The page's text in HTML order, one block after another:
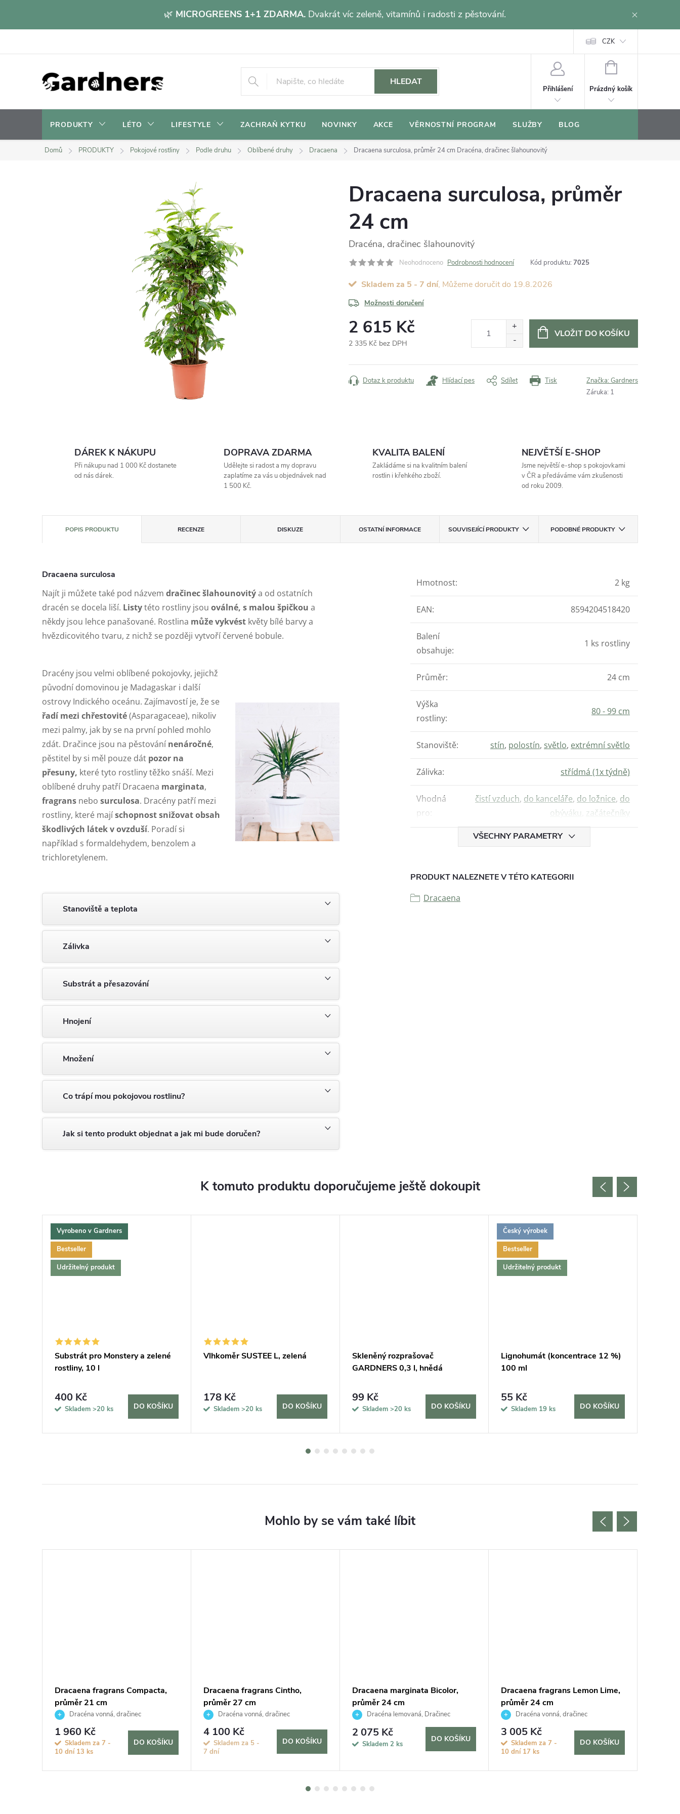
🌿 MICROGREENS 1+1 ZDARMA. Dvakrát víc zeleně, vitamínů i radosti z pěstování.
CZK
HLEDAT
Přihlášení
NÁKUPNÍ
Prázdný košík
PRODUKTY LÉTO LIFESTYLE ZACHRAŇ KYTKU NOVINKY AKCE VĚRNOSTNÍ PROGRAM SLUŽBY BLOG
Domů PRODUKTY Pokojové rostliny Podle druhu Oblíbené druhy Dracaena Dracaena surculosa, průměr 24 cm Dracéna, dračinec šlahounovitý
Dracaena surculosa, průměr
24 cm
Dracéna, dračinec šlahounovitý
Neohodnoceno Podrobnosti hodnocení Kód produktu: 7025
Skladem za 5 - 7 dní 19.8.2026
Možnosti doručení
2 615 Kč
2 335 Kč bez DPH
cena:
VLOŽIT DO KOŠÍKU
Tisk
Dotaz k produktu Hlídací pes Sdílet Značka: Gardners
Záruka: 1
DÁREK K NÁKUPU
Při nákupu nad 1 000 Kč dostanete
od nás dárek.
DOPRAVA ZDARMA
Udělejte si radost a my dopravu
zaplatíme za vás u objednávek nad
1 500 Kč.
KVALITA BALENÍ
Zakládáme si na kvalitním balení
rostlin i křehkého zboží.
NEJVĚTŠÍ E-SHOP
Jsme největší e-shop s pokojovkami
v ČR a předáváme vám zkušenosti
od roku 2009.
POPIS PRODUKTU RECENZE DISKUZE OSTATNÍ INFORMACE SOUVISEJÍCÍ PRODUKTY PODOBNÉ PRODUKTY
Dracaena surculosa
Najít ji můžete také pod názvem dračinec šlahounovitýa od ostatních
dracén se docela liší. Listytéto rostliny jsou oválné, s malou špičkou a
někdy jsou lehce panašované. Rostlina může vykvést květy bílé barvy a
hvězdicovitého tvaru, z nichž se později vytvoří červené bobule.
Dracény jsou velmi oblíbené pokojovky, jejichž
původní domovinou je Madagaskar i další
ostrovy Indického oceánu. Zajímavostí je, že se
řadí mezi chřestovité(Asparagaceae), nikoliv
mezi palmy, jak by se na první pohled mohlo
zdát. Dračince jsou na pěstování nenáročné,
pěstitel by si měl pouze dát pozor na
přesuny, které tyto rostliny těžko snáší. Mezi
oblíbené druhy patří Dracaena marginata,
fragrans nebo surculosa. Dracény patří mezi
rostliny, které majíschopnost snižovat obsah
škodlivých látek v ovzduší. Poradí si
například s formaldehydem, benzolem a
trichloretylenem.
Stanoviště a teplota
Zálivka
Substrát a přesazování
Hnojení
Množení
Co trápí mou pokojovou rostlinu?
Jak si tento produkt objednat a jak mi bude doručen?
Hmotnost: 2 kg
EAN: 8594204518420
Balení
obsahuje:
1 ks rostliny
Průměr: 24 cm
Výška
rostliny:
80 - 99 cm
Stanoviště: stín, polostín, světlo, extrémní světlo
Zálivka: střídmá (1x týdně)
Vhodná
pro:
čistí vzduch, do kanceláře, do ložnice, do
obýváku začátečníky
VŠECHNY PARAMETRY
PRODUKT NALEZNETE V TÉTO KATEGORII
Dracaena
K tomuto produktu doporučujeme ještě dokoupit
Vyrobeno v Gardners
Bestseller
Udržitelný produkt
Substrát pro Monstery a zelené
rostliny, 10 l
400 Kč
Skladem >20 ks DO KOŠÍKU
Vlhkoměr SUSTEE L, zelená
178 Kč
Skladem >20 ks DO KOŠÍKU
Skleněný rozprašovač
GARDNERS 0,3 l, hnědá
99 Kč
Skladem >20 ks DO KOŠÍKU
Český výrobek
Bestseller
Udržitelný produkt
Lignohumát (koncentrace 12 %)
100 ml
55 Kč
Skladem 19 ks DO KOŠÍKU
Dracaena fragrans Compacta,
průměr 21 cm
Dracéna vonná, dračinec
1 960 Kč
Skladem za 7 -
10 dní 13 ks
DO KOŠÍKU
Dracaena fragrans Cintho,
průměr 27 cm
Dracéna vonná, dračinec
4 100 Kč
Skladem za 5 -
7 dní
DO KOŠÍKU
Dracaena marginata Bicolor,
průměr 24 cm
Dracéna lemovaná, Dračinec
2 075 Kč
Skladem 2 ks
DO KOŠÍKU
Dracaena fragrans Lemon Lime,
průměr 24 cm
Dracéna vonná, dračinec
3 005 Kč
Skladem za 7 -
10 dní 17 ks
DO KOŠÍKU